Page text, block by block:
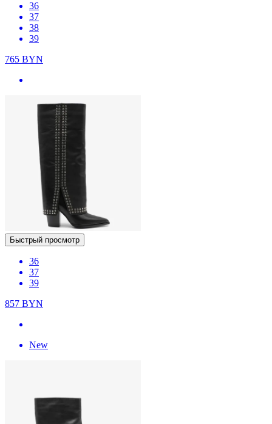
36
37
38
39
765 BYN
Быстрый просмотр
36
37
39
857 BYN
New